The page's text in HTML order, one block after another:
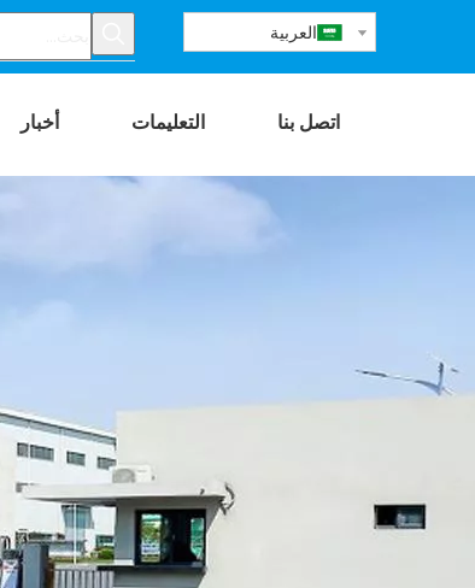
العربية
اتصل بنا التعليمات أخبار